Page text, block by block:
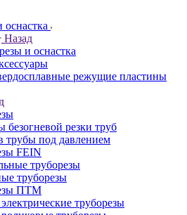
Назад
и оснастка
режущие пластины
резки труб
трубы под давлением
FEIN
труборезы
труборезы
ПТМ
труборезы